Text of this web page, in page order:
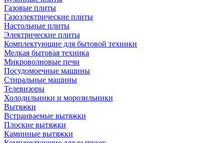
Газовые плиты
Газоэлектрические плиты
Настольные плиты
Электрические плиты
Комплектующие для бытовой техники
Мелкая бытовая техника
Микроволновые печи
Посудомоечные машины
Стиральные машины
Телевизоры
Холодильники и морозильники
Вытяжки
Встраиваемые вытяжки
Плоские вытяжки
Каминные вытяжки